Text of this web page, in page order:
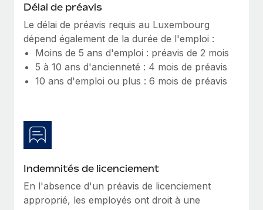
conformité
Mobilité et déménagement international
Organisez facilement le déménagement de vos
employés
BLOG
Mises à jour des produits de Remote :
Intégrations Gusto et Xero et Gestion des
freelances Plus
En savoir plus
Comment Phiture gère ses 55 employés
répartis dans 19 pays grâce à Remote
Délai de préavis
Le délai de préavis requis au Luxembourg
dépend également de la durée de l'emploi :
Moins de 5 ans d'emploi : préavis de 2 mois
5 à 10 ans d'ancienneté : 4 mois de préavis
10 ans d'emploi ou plus : 6 mois de préavis
Indemnités de licenciement
En l'absence d'un préavis de licenciement
approprié, les employés ont droit à une